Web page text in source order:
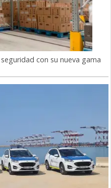
con su nueva gama